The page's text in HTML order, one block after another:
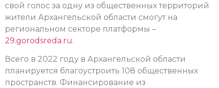
свой голос за одну из общественных территорий
жители Архангельской области смогут на
региональном секторе платформы –
29.gorodsreda.ru.
Всего в 2022 году в Архангельской области
планируется благоустроить 108 общественных
пространств. Финансирование из